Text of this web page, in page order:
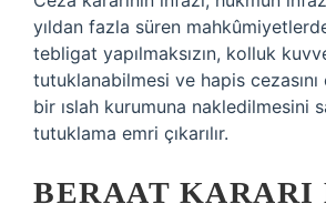
yıldan fazla süren
tebligat yapılmaksızın, kolluk
tutuklanabilmesi ve hapis
bir ıslah kurumuna nakledilmesini
tutuklama emri çıkarılır.
BERAAT KARARI